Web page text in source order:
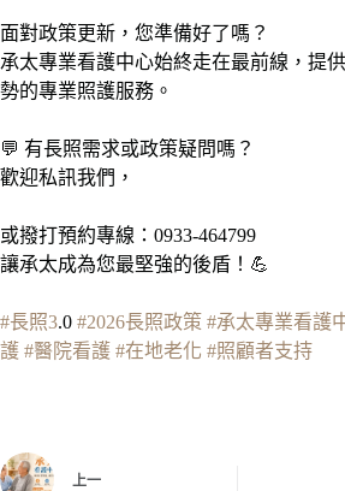
面對政策更新，您準備好了嗎？
承太專業看護中心始終走在最前線，提
勢的專業照護服務。
💬 有長照需求或政策疑問嗎？
歡迎私訊我們，
或撥打預約專線：0933-464799
讓承太成為您最堅強的後盾！💪
#長照3.0 #2026長照政策 #承太專業看護
護 #醫院看護 #在地老化 #照顧者支持
上一